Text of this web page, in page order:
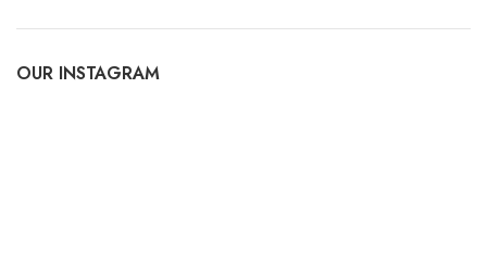
OUR INSTAGRAM